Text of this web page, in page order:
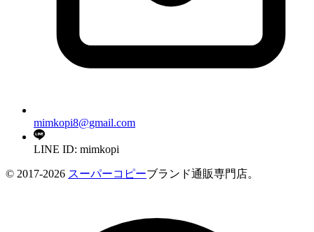
mimkopi8@gmail.com
LINE ID: mimkopi
© 2017-2026 スーパーコピーブランド通販専門店。